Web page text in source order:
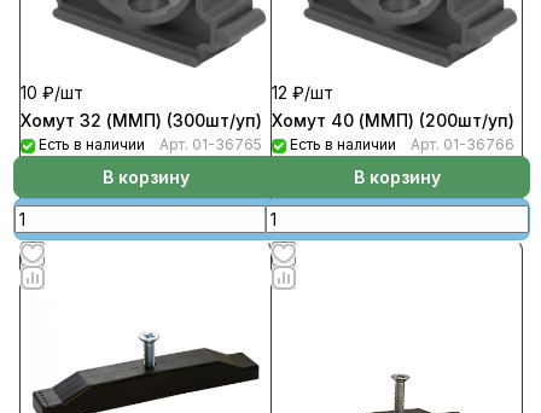
10 ₽/шт
Хомут 32 (ММП) (300шт/уп)
Есть в наличии Арт. 01-36765
В корзину
12 ₽/шт
Хомут 40 (ММП) (200шт/уп)
Есть в наличии Арт. 01-36766
В корзину